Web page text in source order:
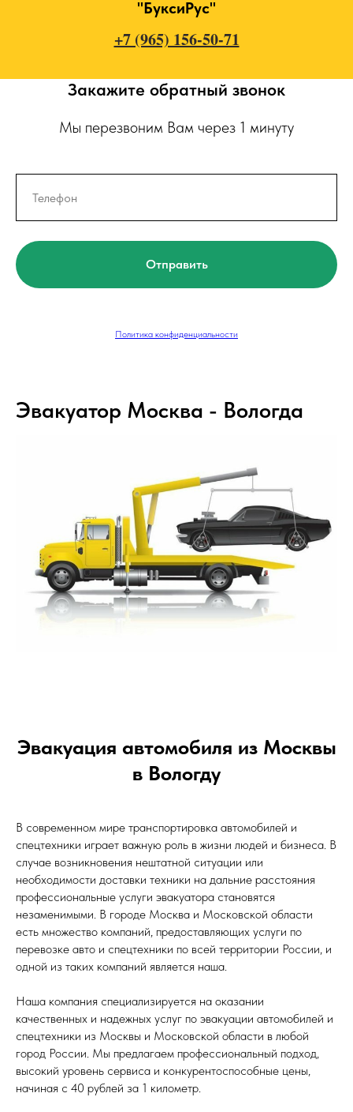
"БуксиРус"
+7 (965) 156-50-71
Закажите обратный звонок
Мы перезвоним Вам через 1 минуту
Отправить
Политика конфиденциальности
Эвакуатор Москва - Вологда
Эвакуация автомобиля из Москвы
в Вологду
В современном мире транспортировка автомобилей и
спецтехники играет важную роль в жизни людей и бизнеса. В
случае возникновения нештатной ситуации или
необходимости доставки техники на дальние расстояния
профессиональные услуги эвакуатора становятся
незаменимыми. В городе Москва и Московской области
есть множество компаний, предоставляющих услуги по
перевозке авто и спецтехники по всей территории России, и
одной из таких компаний является наша.
Наша компания специализируется на оказании
качественных и надежных услуг по эвакуации автомобилей и
спецтехники из Москвы и Московской области в любой
город России. Мы предлагаем профессиональный подход,
высокий уровень сервиса и конкурентоспособные цены,
начиная с 40 рублей за 1 километр.